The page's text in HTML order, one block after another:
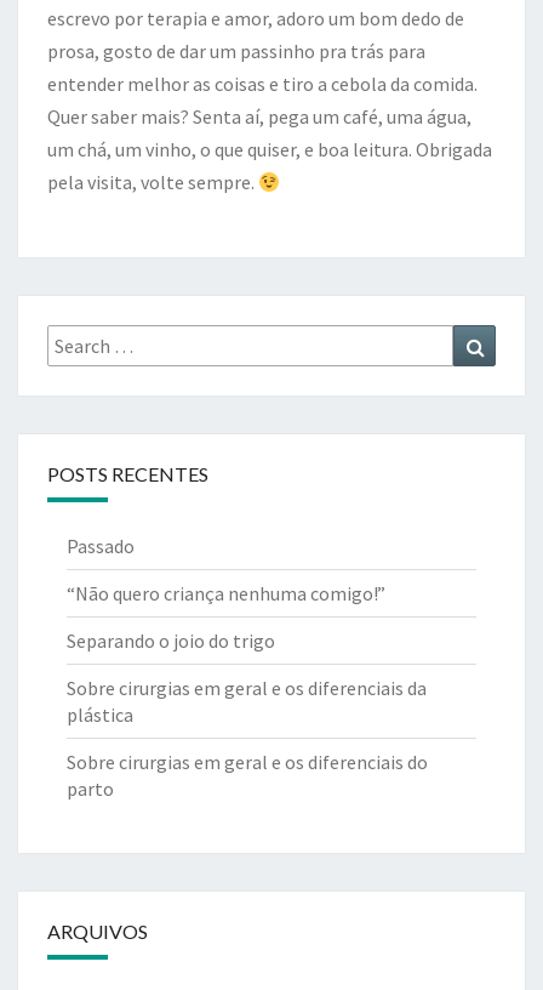
escrevo por terapia e amor, adoro um bom dedo de
prosa, gosto de dar um passinho pra trás para
entender melhor as coisas e tiro a cebola da comida.
Quer saber mais? Senta aí, pega um café, uma água,
um chá, um vinho, o que quiser, e boa leitura. Obrigada
pela visita, volte sempre.
Search
for:
POSTS RECENTES
Passado
“Não quero criança nenhuma comigo!”
Separando o joio do trigo
Sobre cirurgias em geral e os diferenciais da
plástica
Sobre cirurgias em geral e os diferenciais do
parto
ARQUIVOS